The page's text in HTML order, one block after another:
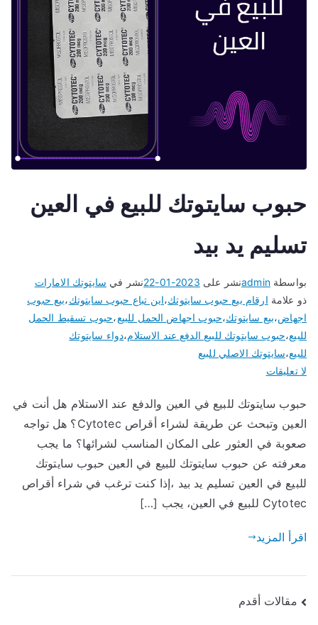
حبوب سايتوتك للبيع في العين
تسليم يد بيد
بواسطةadminنشر على 2023-01-22 نشر في سايتوتك الامارات
ذو علامة ارقام بيع حبوب سايتوتك،اين تباع حبوب سايتوتك،بيع حبوب
اجهاض،بيع سايتوتك،حبوب اجهاض الحمل للبيع،حبوب تسقيط الحمل
للبيع،حبوب سايتوتك للبيع الدفع عند الاستلام،دواء سايتوتك
للبيع،سايتوتك الاصلي للبيع
لا تعليقات
سايتوتك
للبيع
العين
تسليم
حبوب سايتوتك للبيع في العين والدفع عند الاستلام هل أنت في
العين وتبحث عن طريقة لشراء أقراص Cytotec؟ هل تواجه
صعوبة في العثور على المكان المناسب لشرائها؟ ما يجب
معرفته عن حبوب سايتوتك للبيع في العين حبوب سايتوتك
للبيع في العين تسليم يد بيد ،إذا كنت ترغب في شراء أقراص
Cytotec للبيع في العين، يجب […]
اقرأ المزيد
تصفّح
مقالات أقدم